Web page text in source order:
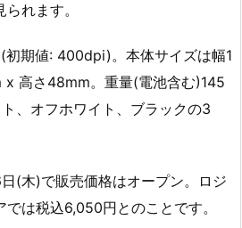
れます。
期値: 400dpi)。本体サイズは幅1
高さ48mm。重量(電池含む)145
、オフホワイト、ブラックの3
(木)で販売価格はオープン。ロジ
は税込6,050円とのことです。